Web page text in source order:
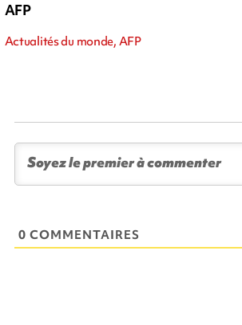
AFP
Actualités du monde, AFP
0 COMMENTAIRES